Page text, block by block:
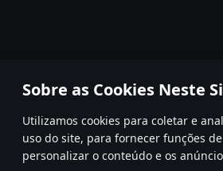
Sobre as Cookies Neste
Utilizamos cookies para coletar e
uso do site, para fornecer funções
personalizar o conteúdo e os
A reprodução de qualquer sistema
© 2011—2026 Gaijin Games Kft.
Termos e condições